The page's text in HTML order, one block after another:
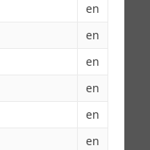
en
en
en
en
en
en